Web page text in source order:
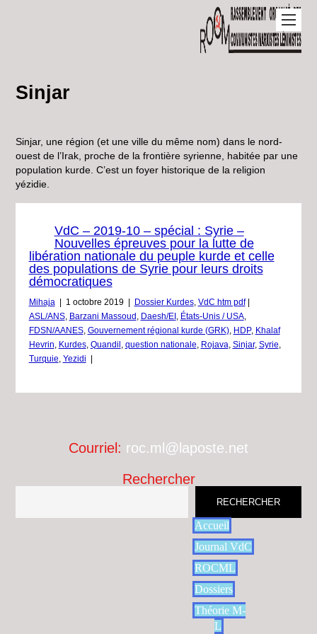
Sinjar
Sinjar, une région (et une ville du même nom) dans le nord-
ouest de l’Irak, proche de la frontière syrienne, habitée par une
population kurde. C’est un foyer historique de la religion
yézidie.
VdC – 2019-10 – spécial : Syrie –
Nouvelles épreuves pour la lutte de
libération nationale du peuple kurde et celle
des populations de Syrie pour leurs droits
démocratiques
Mihaja 1 octobre 2019 Dossier Kurdes, VdC htm pdf
ASL/ANS, Barzani Massoud Daesh/EI États-Unis / USA,
FDSN/AANES, Gouvernement régional kurde (GRK), HDP, Khalaf
Hevrin
Kurdes, Quandil question nationale Rojava Sinjar, Syrie
Turquie
Yezidi
Courriel: roc.ml@laposte.net
Rechercher
RECHERCHER
Accueil
Journal VdC
ROCML
Dossiers
Théorie M-
L